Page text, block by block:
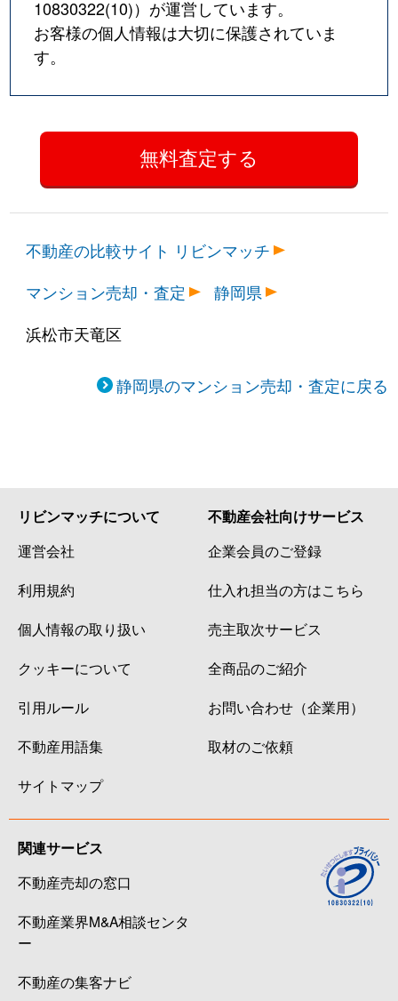
10830322(10)）が運営しています。
お客様の個人情報は大切に保護されていま
す。
不動産の比較サイト リビンマッチ
マンション売却・査定
静岡県
浜松市天竜区
静岡県のマンション売却・査定に戻る
リビンマッチについて
運営会社
利用規約
個人情報の取り扱い
クッキーについて
引用ルール
不動産用語集
サイトマップ
不動産会社向けサービス
企業会員のご登録
仕入れ担当の方はこちら
売主取次サービス
全商品のご紹介
お問い合わせ（企業用）
取材のご依頼
関連サービス
不動産売却の窓口
不動産業界M&A相談センタ
ー
不動産の集客ナビ